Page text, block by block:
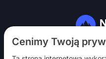
Cenimy Twoją